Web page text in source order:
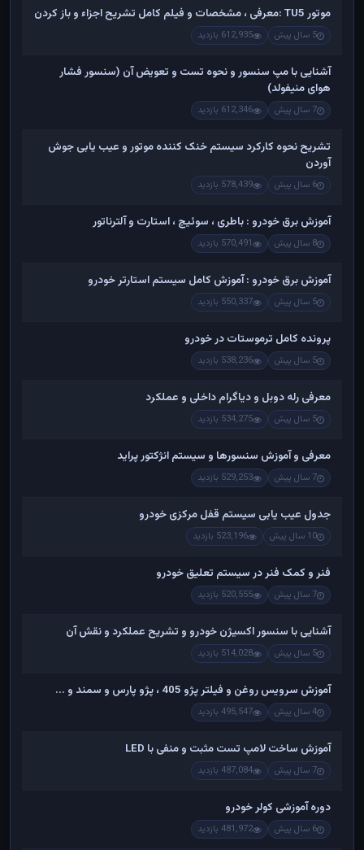
موتور TU5 :معرفی ، مشخصات و فیلم کامل تشریح اجزاء و باز کردن
5 سال پیش 612,935 بازدید
آشنایی با مپ سنسور و نحوه تست و تعویض آن (سنسور فشار
هوای منیفولد)
7 سال پیش 612,346 بازدید
تشریح نحوه کارکرد سیستم خنک کننده موتور و عیب یابی جوش
آوردن
6 سال پیش 578,439 بازدید
آموزش برق خودرو : باطری ، سوئیچ ، استارت و آلترناتور
8 سال پیش 570,491 بازدید
آموزش برق خودرو : آموزش کامل سیستم استارتر خودرو
5 سال پیش 550,337 بازدید
پرونده کامل ترموستات در خودرو
5 سال پیش 538,236 بازدید
معرفی رله دوبل و دیاگرام داخلی و عملکرد
5 سال پیش 534,275 بازدید
معرفی و آموزش سنسورها و سیستم انژکتور پراید
7 سال پیش 529,253 بازدید
جدول عیب یابی سیستم قفل مرکزی خودرو
10 سال پیش 523,196 بازدید
فنر و کمک فنر در سیستم تعلیق خودرو
7 سال پیش 520,555 بازدید
آشنایی با سنسور اکسیژن خودرو و تشریح عملکرد و نقش آن
5 سال پیش 514,028 بازدید
آموزش سرویس روغن و فیلتر پژو 405 ، پژو پارس و سمند و ...
4 سال پیش 495,547 بازدید
آموزش ساخت لامپ تست مثبت و منفی با LED
7 سال پیش 487,084 بازدید
دوره آموزشی کولر خودرو
6 سال پیش 481,972 بازدید